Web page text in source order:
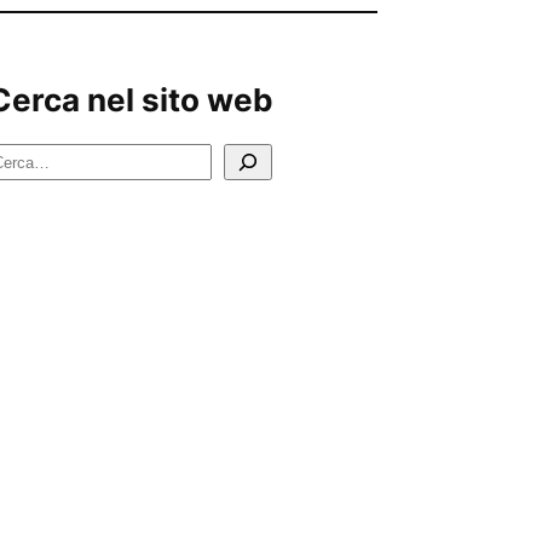
nel sito web